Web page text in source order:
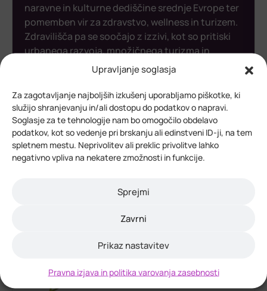
Upravljanje soglasja
Za zagotavljanje najboljših izkušenj uporabljamo piškotke, ki
služijo shranjevanju in/ali dostopu do podatkov o napravi.
Soglasje za te tehnologije nam bo omogočilo obdelavo
podatkov, kot so vedenje pri brskanju ali edinstveni ID-ji, na tem
spletnem mestu. Neprivolitev ali preklic privolitve lahko
negativno vpliva na nekatere zmožnosti in funkcije.
Sprejmi
Zavrni
Prikaz nastavitev
Pravna izjava in politika varovanja zasebnosti
naravne in kulturne dediščine srednje Evrope ter
pomemben vir za zdravstvo, wellness in turizem.
Zdravilišča pa se soočajo z izzivi, kot so pritiski
urbanega razvoja, množičnega turizma in
neustreznih sektorskih politik.
Financiranje/sofinanciranje:
Interreg central Europe
Obiščite